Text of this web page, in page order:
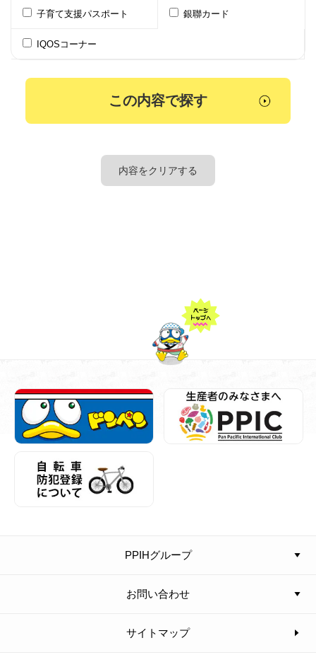
子育て支援パスポート 銀聯カード
IQOSコーナー
PPIHグループ
お問い合わせ
サイトマップ